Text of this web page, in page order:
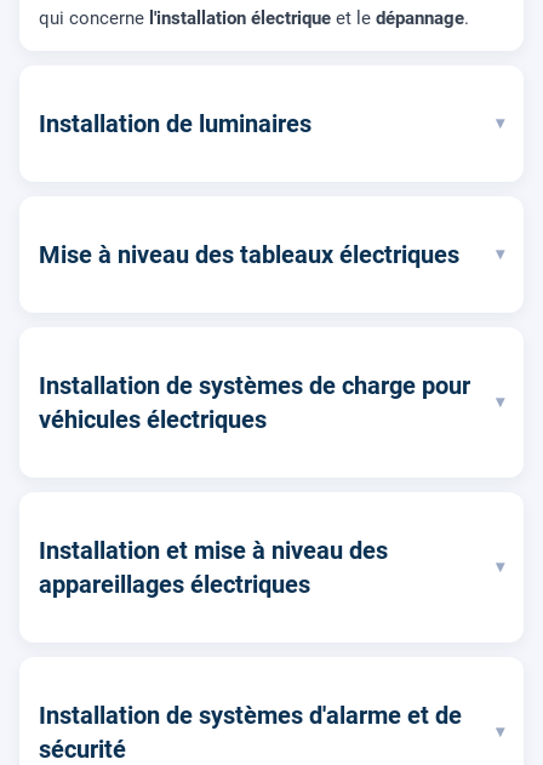
qui concerne l'installation électrique et le dépannage.
Installation de luminaires ▾
Mise à niveau des tableaux électriques ▾
Installation de systèmes de charge pour
véhicules électriques
▾
Installation et mise à niveau des
appareillages électriques
▾
Installation de systèmes d'alarme et de
sécurité
▾